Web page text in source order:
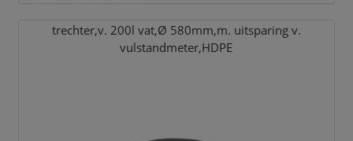
trechter,v. 200l vat,Ø 580mm,m. uitsparing v.
vulstandmeter,HDPE